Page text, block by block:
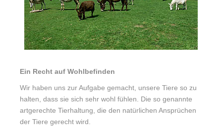
Ein Recht auf Wohlbefinden
Wir haben uns zur Aufgabe gemacht, unsere Tiere so zu
halten, dass sie sich sehr wohl fühlen. Die so genannte
artgerechte Tierhaltung, die den natürlichen Ansprüchen
der Tiere gerecht wird.